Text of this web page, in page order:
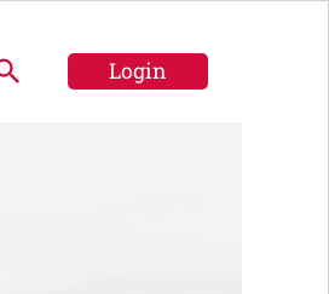
Login